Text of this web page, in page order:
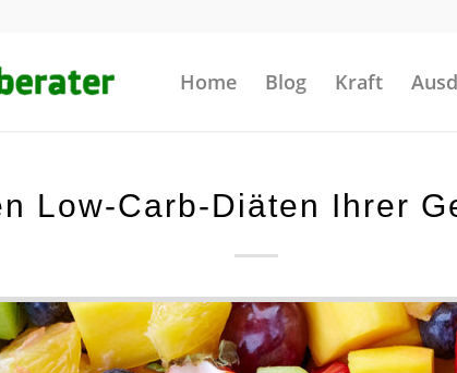
Home Blog Kraft
Low-Carb-Diäten Ihrer